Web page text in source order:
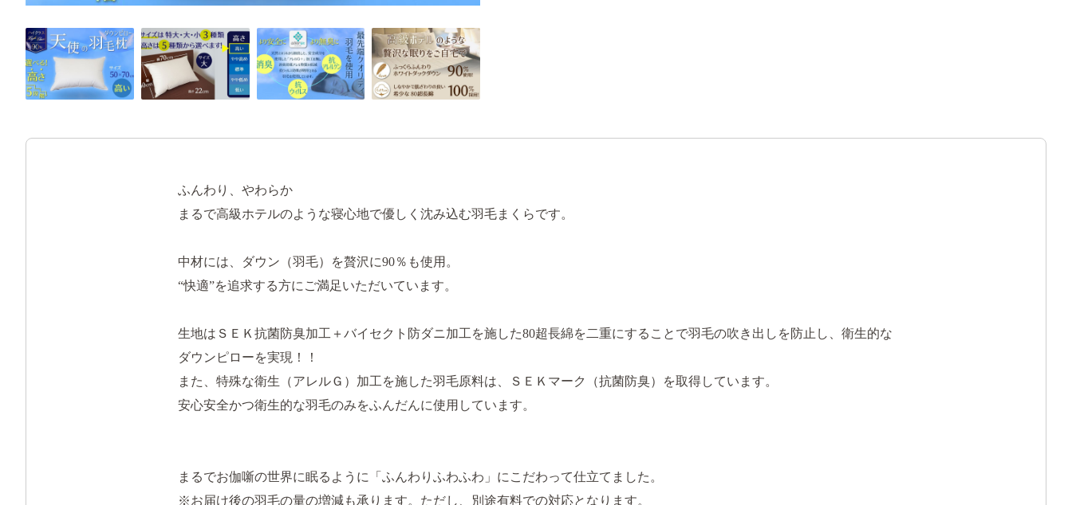
ふんわり、やわらか
まるで高級ホテルのような寝心地で優しく沈み込む羽毛まくらです。
中材には、ダウン（羽毛）を贅沢に90％も使用。
“快適”を追求する方にご満足いただいています。
生地はＳＥＫ抗菌防臭加工＋バイセクト防ダニ加工を施した80超長綿を二重にすることで羽毛の吹き出しを防止し、衛生的な
ダウンピローを実現！！
また、特殊な衛生（アレルＧ）加工を施した羽毛原料は、ＳＥＫマーク（抗菌防臭）を取得しています。
安心安全かつ衛生的な羽毛のみをふんだんに使用しています。
まるでお伽噺の世界に眠るように「ふんわりふわふわ」にこだわって仕立てました。
※お届け後の羽毛の量の増減も承ります。ただし、別途有料での対応となります。